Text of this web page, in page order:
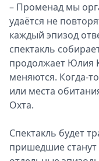
– Променад мы
удаётся не
каждый эпизод
спектакль
продолжает Юлия
меняются. Когда-
или места
Охта.
Спектакль будет
пришедшие станут